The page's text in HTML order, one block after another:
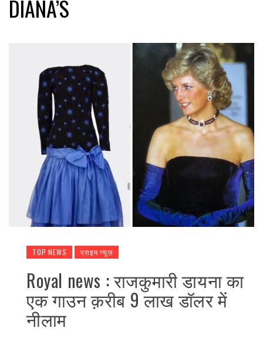
DIANA’S
TOP NEWS प्राइम न्यूज़
Royal news : राजकुमारी डायना का
एक गाउन क़रीब 9 लाख डॉलर में
नीलाम